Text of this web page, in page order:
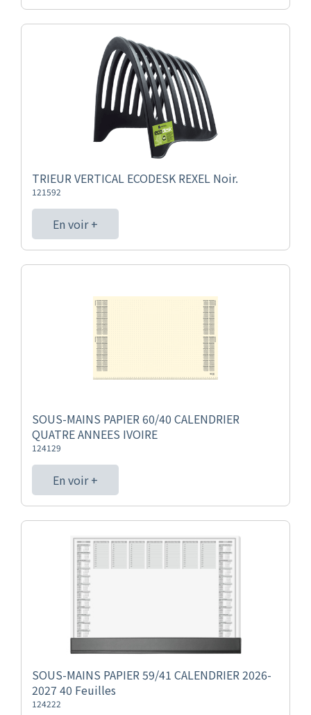
TRIEUR VERTICAL ECODESK REXEL Noir.
121592
En voir +
SOUS-MAINS PAPIER 60/40 CALENDRIER
QUATRE ANNEES IVOIRE
124129
En voir +
SOUS-MAINS PAPIER 59/41 CALENDRIER 2026-
2027 40 Feuilles
124222